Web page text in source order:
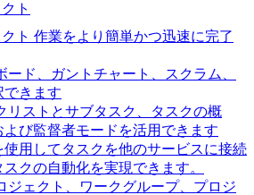
ト
ト 作業をより簡単かつ迅速に完了
ード、ガントチャート、スクラム、
できます
リストとサブタスク、タスクの概
び監督者モードを活用できます
使用してタスクを他のサービスに接続
クの自動化を実現できます。
ジェクト、ワークグループ、プロジ